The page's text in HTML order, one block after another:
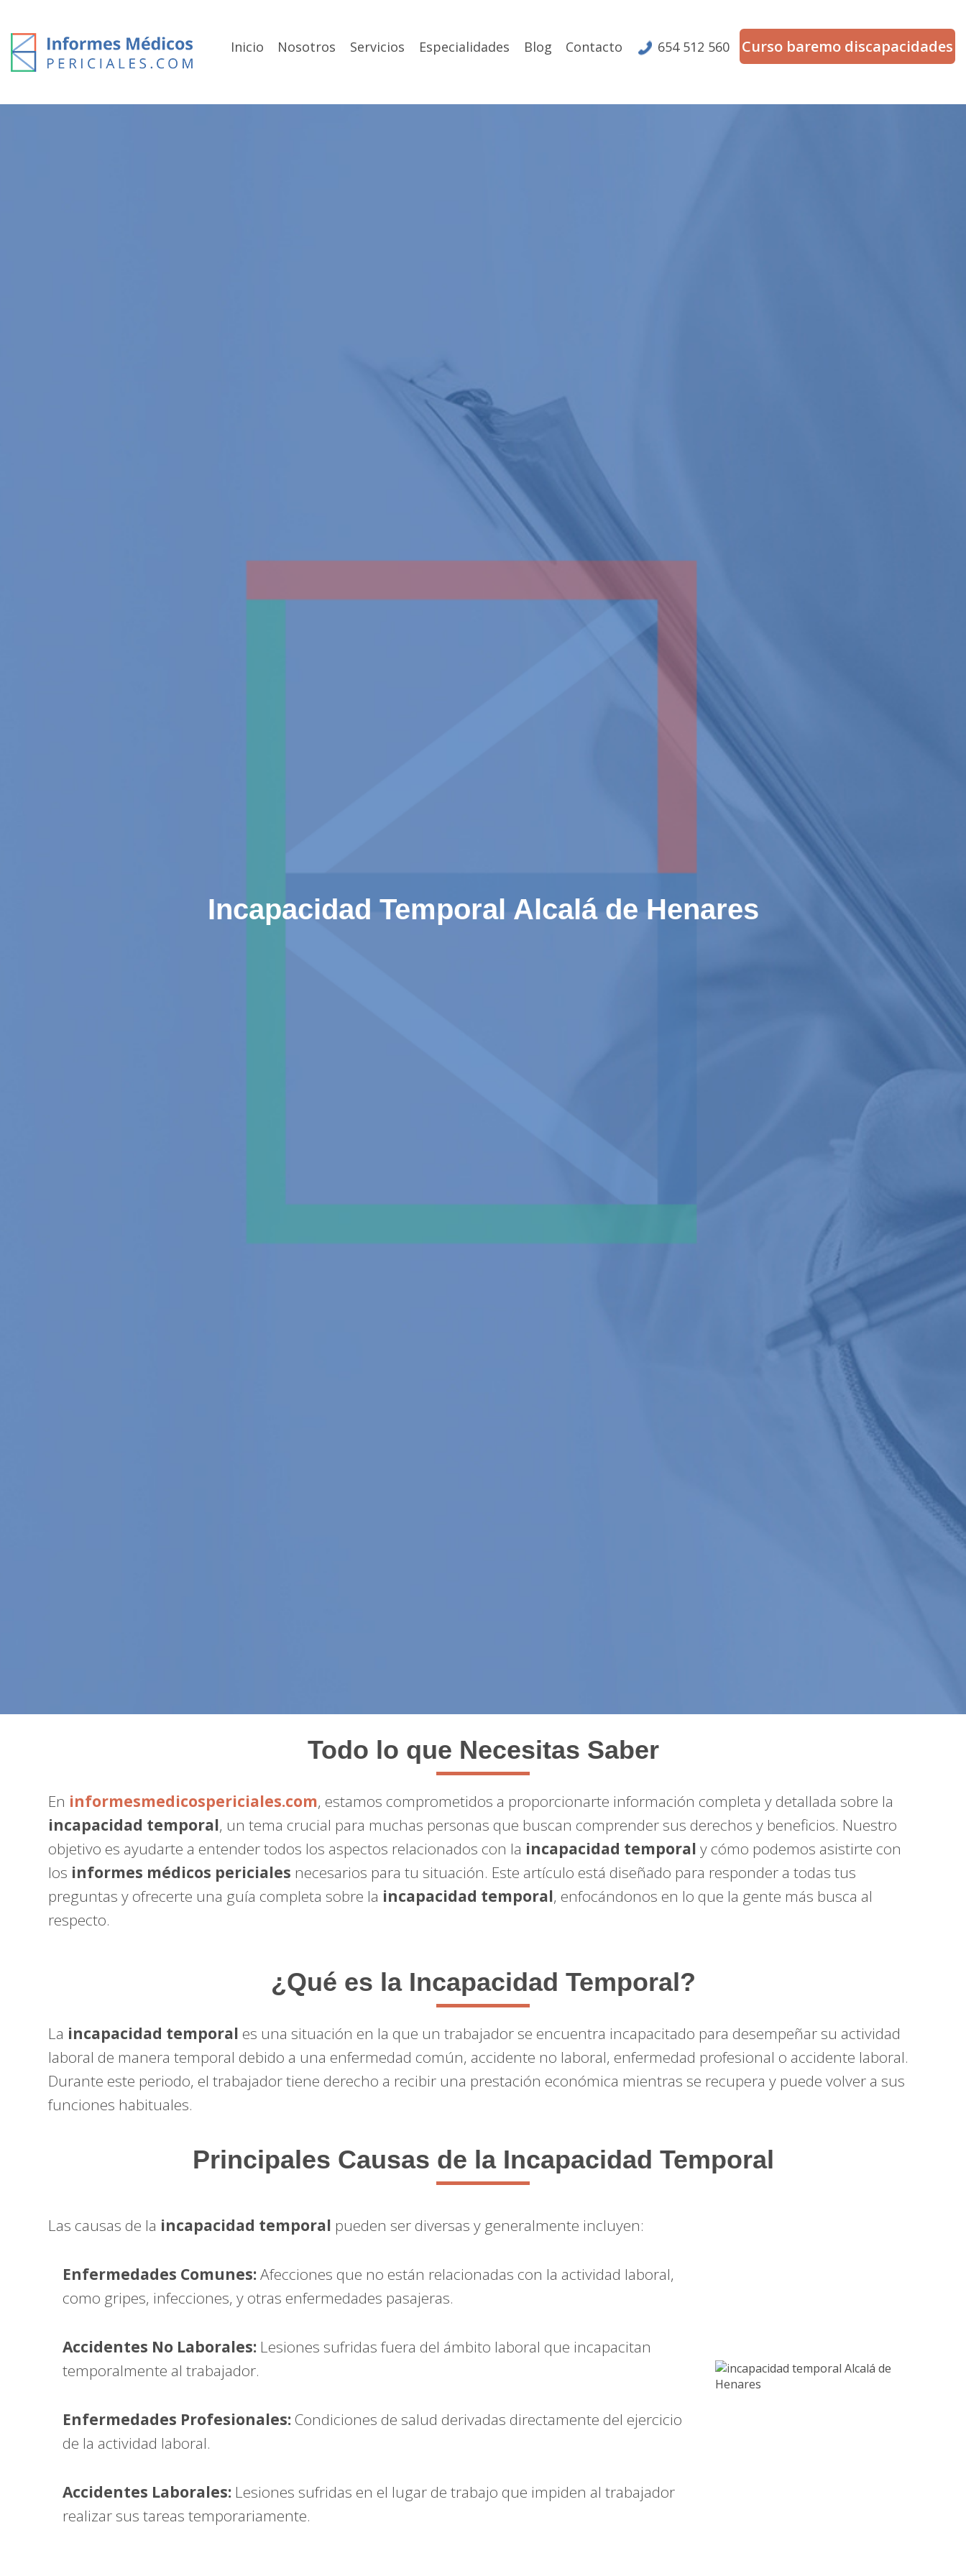
content
Inicio Nosotros Servicios Especialidades Blog Contacto 654 512 560 Curso baremo discapacidades
Incapacidad Temporal Alcalá de Henares
Todo lo que Necesitas Saber
En informesmedicospericiales.com, estamos comprometidos a proporcionarte información completa y detallada sobre la
incapacidad temporal, un tema crucial para muchas personas que buscan comprender sus derechos y beneficios. Nuestro
objetivo es ayudarte a entender todos los aspectos relacionados con la incapacidad temporal y cómo podemos asistirte con
los informes médicos periciales necesarios para tu situación. Este artículo está diseñado para responder a todas tus
preguntas y ofrecerte una guía completa sobre la incapacidad temporal, enfocándonos en lo que la gente más busca al
respecto.
¿Qué es la Incapacidad Temporal?
La incapacidad temporal es una situación en la que un trabajador se encuentra incapacitado para desempeñar su actividad
laboral de manera temporal debido a una enfermedad común, accidente no laboral, enfermedad profesional o accidente laboral.
Durante este periodo, el trabajador tiene derecho a recibir una prestación económica mientras se recupera y puede volver a sus
funciones habituales.
Principales Causas de la Incapacidad Temporal
Las causas de la incapacidad temporal pueden ser diversas y generalmente incluyen:
Enfermedades Comunes:Afecciones que no están relacionadas con la actividad laboral,
como gripes, infecciones, y otras enfermedades pasajeras.
Accidentes No Laborales: Lesiones sufridas fuera del ámbito laboral que incapacitan
temporalmente al trabajador.
Enfermedades Profesionales: Condiciones de salud derivadas directamente del ejercicio
de la actividad laboral.
Accidentes Laborales: Lesiones sufridas en el lugar de trabajo que impiden al trabajador
realizar sus tareas temporariamente.